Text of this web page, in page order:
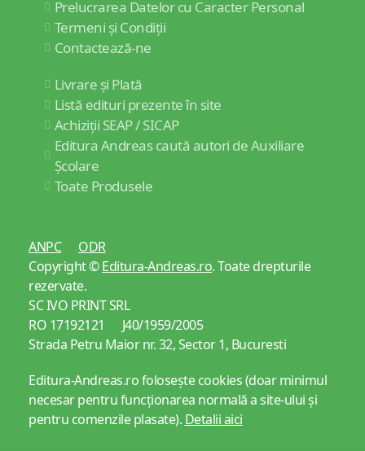
Prelucrarea Datelor cu Caracter Personal
Termeni și Condiții
Contactează-ne
Livrare și Plată
Listă edituri prezente în site
Achiziții SEAP / SICAP
Editura Andreas caută autori de Auxiliare
Școlare
Toate Produsele
ANPC
ODR
Copyright ©Editura-Andreas.ro. Toate drepturile
rezervate.
SC IVO PRINT SRL
RO 17192121 J40/1959/2005
Strada Petru Maior nr. 32, Sector 1, Bucuresti
Editura-Andreas.ro folosește cookies (doar minimul
necesar pentru funcționarea normală a site-ului și
pentru comenzile plasate). Detalii aici